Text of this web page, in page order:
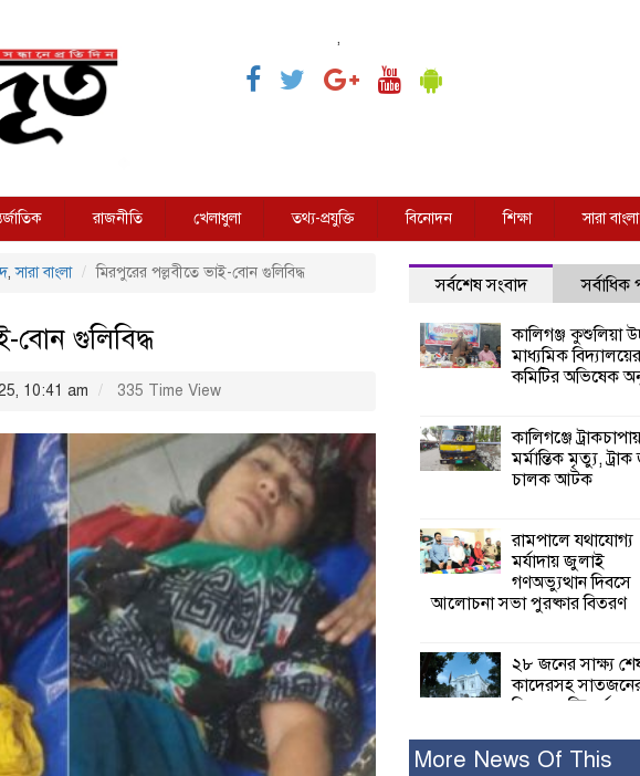
,
রাজনীতি খেলাধুলা তথ্য-প্রযুক্তি বিনোদন শিক্ষা সারা বাংলা
,সারা বাংলা মিরপুরের পল্লবীতে ভাই-বোন গুলিবিদ্ধ
বোন গুলিবিদ্ধ
10:41 am 335 Time View
সর্বশেষ সংবাদ সর্বাধিক
কালিগঞ্জ কুশুলিয়া
মাধ্যমিক বিদ্যালয়ের
কমিটির অভিষেক
কালিগঞ্জে
মর্মান্তিক মৃত্যু,
চালক আটক
রামপালে যথাযোগ্য
মর্যাদায় জুলাই
গণঅভ্যুত্থান দিবসে
আলোচনা সভা পুরষ্কার বিতরণ
২৮ জনের সাক্ষ্য
কাদেরসহ
বিরুদ্ধে যুক্তিতর্ক
More News Of This